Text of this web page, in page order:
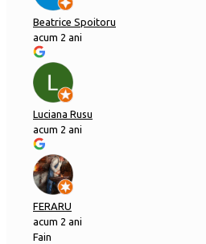
Beatrice Spoitoru
acum 2 ani
Luciana Rusu
acum 2 ani
FERARU
acum 2 ani
Fain